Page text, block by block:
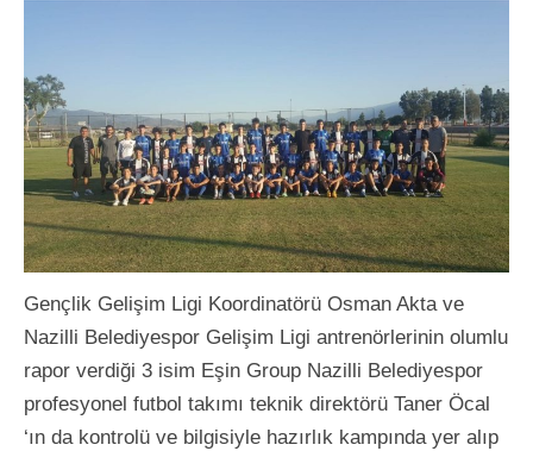
Gençlik Gelişim Ligi Koordinatörü Osman Akta ve
Nazilli Belediyespor Gelişim Ligi antrenörlerinin olumlu
rapor verdiği 3 isim Eşin Group Nazilli Belediyespor
profesyonel futbol takımı teknik direktörü Taner Öcal
‘ın da kontrolü ve bilgisiyle hazırlık kampında yer alıp